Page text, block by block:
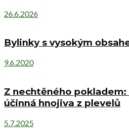
26.6.2026
Bylinky s vysokým
9.6.2020
Z nechtěného
účinná hnojiva z plevelů
5.7.2025